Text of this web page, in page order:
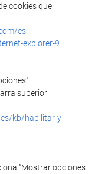
cookies que
es-
explorer-9
superior
kb/habilitar-y-
"Mostrar opciones